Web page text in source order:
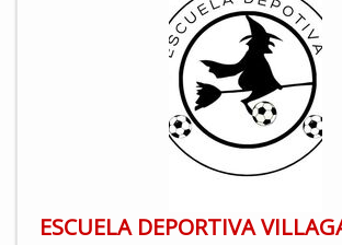
ESCUELA DEPORTIVA